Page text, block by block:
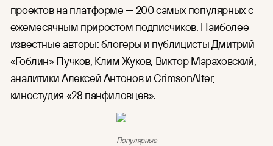
проектов на платформе — 200 самых популярных с
ежемесячным приростом подписчиков. Наиболее
известные авторы: блогеры и публицисты Дмитрий
«Гоблин» Пучков, Клим Жуков, Виктор Мараховский,
аналитики Алексей Антонов и CrimsonAlter,
киностудия «28 панфиловцев».
Популярные